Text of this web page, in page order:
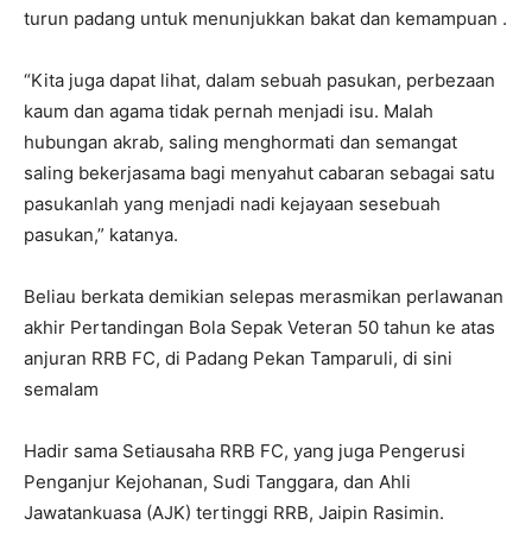
turun padang untuk menunjukkan bakat dan kemampuan .
“Kita juga dapat lihat, dalam sebuah pasukan, perbezaan
kaum dan agama tidak pernah menjadi isu. Malah
hubungan akrab, saling menghormati dan semangat
saling bekerjasama bagi menyahut cabaran sebagai satu
pasukanlah yang menjadi nadi kejayaan sesebuah
pasukan,” katanya.
Beliau berkata demikian selepas merasmikan perlawanan
akhir Pertandingan Bola Sepak Veteran 50 tahun ke atas
anjuran RRB FC, di Padang Pekan Tamparuli, di sini
semalam
Hadir sama Setiausaha RRB FC, yang juga Pengerusi
Penganjur Kejohanan, Sudi Tanggara, dan Ahli
Jawatankuasa (AJK) tertinggi RRB, Jaipin Rasimin.